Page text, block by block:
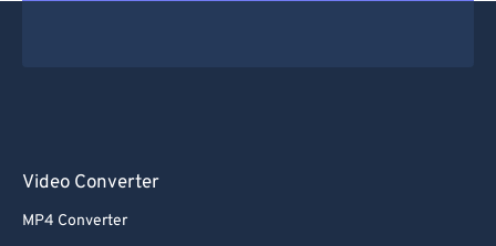
Video Converter
MP4 Converter